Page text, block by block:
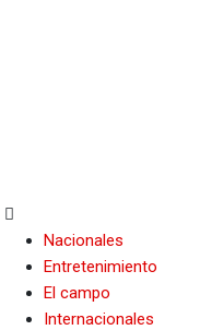
Nacionales
Entretenimiento
El campo
Internacionales